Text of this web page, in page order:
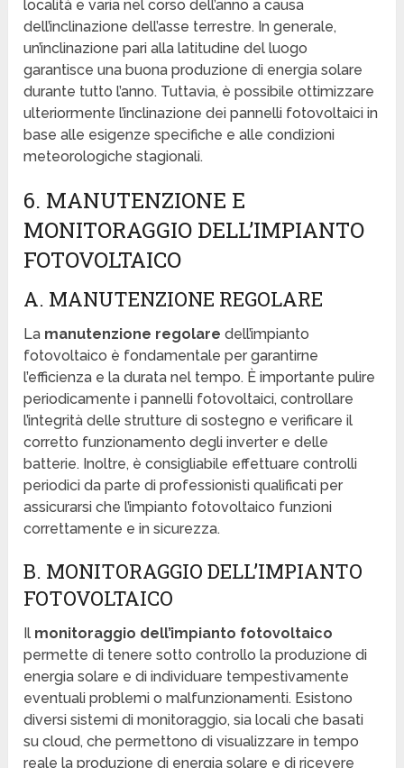
località e varia nel corso dell’anno a causa
dell’inclinazione dell’asse terrestre. In generale,
un’inclinazione pari alla latitudine del luogo
garantisce una buona produzione di energia solare
durante tutto l’anno. Tuttavia, è possibile ottimizzare
ulteriormente l’inclinazione dei pannelli fotovoltaici in
base alle esigenze specifiche e alle condizioni
meteorologiche stagionali.
6. MANUTENZIONE E
MONITORAGGIO DELL’IMPIANTO
FOTOVOLTAICO
A. MANUTENZIONE REGOLARE
La manutenzione regolare dell’impianto
fotovoltaico è fondamentale per garantirne
l’efficienza e la durata nel tempo. È importante pulire
periodicamente i pannelli fotovoltaici, controllare
l’integrità delle strutture di sostegno e verificare il
corretto funzionamento degli inverter e delle
batterie. Inoltre, è consigliabile effettuare controlli
periodici da parte di professionisti qualificati per
assicurarsi che l’impianto fotovoltaico funzioni
correttamente e in sicurezza.
B. MONITORAGGIO DELL’IMPIANTO
FOTOVOLTAICO
Il monitoraggio dell’impianto fotovoltaico
permette di tenere sotto controllo la produzione di
energia solare e di individuare tempestivamente
eventuali problemi o malfunzionamenti. Esistono
diversi sistemi di monitoraggio, sia locali che basati
su cloud, che permettono di visualizzare in tempo
reale la produzione di energia solare e di ricevere